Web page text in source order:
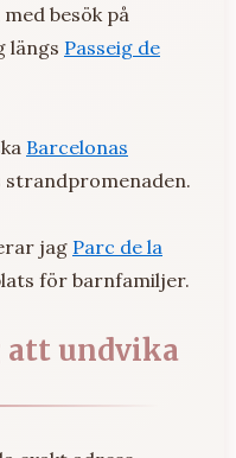
besök på
längs Passeig de
Barcelonas
strandpromenaden.
jag Parc de la
för barnfamiljer.
att undvika